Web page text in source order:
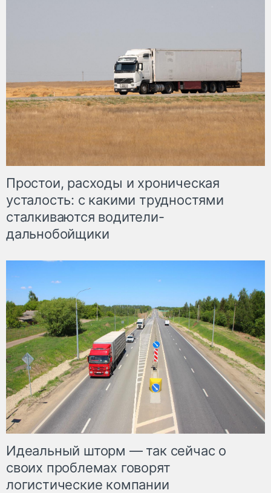
Простои, расходы и хроническая
усталость: с какими трудностями
сталкиваются водители-
дальнобойщики
Идеальный шторм — так сейчас о
своих проблемах говорят
логистические компании